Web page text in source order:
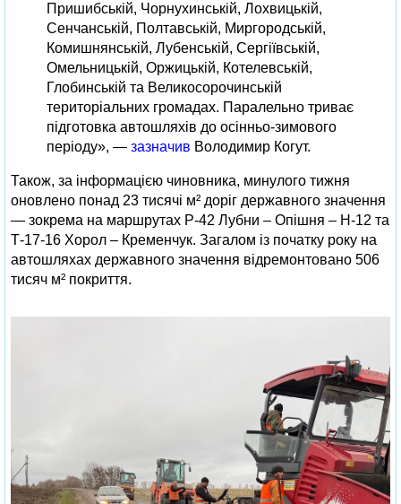
Пришибській, Чорнухинській, Лохвицькій,
Сенчанській, Полтавській, Миргородській,
Комишнянській, Лубенській, Сергіївській,
Омельницькій, Оржицькій, Котелевській,
Глобинській та Великосорочинській
територіальних громадах. Паралельно триває
підготовка автошляхів до осінньо-зимового
періоду», — зазначив Володимир Когут.
Також, за інформацією чиновника, минулого тижня
оновлено понад 23 тисячі м² доріг державного значення
— зокрема на маршрутах Р-42 Лубни – Опішня – Н-12 та
Т-17-16 Хорол – Кременчук. Загалом із початку року на
автошляхах державного значення відремонтовано 506
тисяч м² покриття.